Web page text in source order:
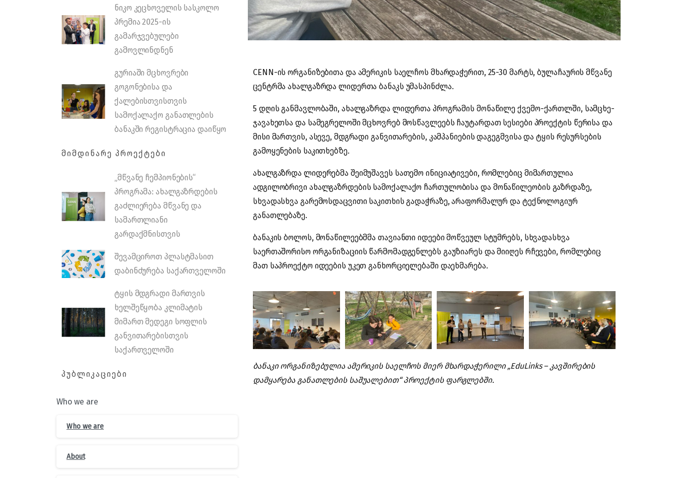
ნიკო კეცხოველის სასკოლო
პრემია 2025-ის
გამარჯვებულები
გამოვლინდნენ
გურიაში მცხოვრები
გოგონებისა და
ქალებისთვისთვის
სამოქალაქო განათლების
ბანაკში რეგისტრაცია დაიწყო
ᲛᲘᲛᲓᲘᲜᲐᲠᲔ ᲞᲠᲝᲔᲥᲢᲔᲑᲘ
„მწვანე ჩემპიონების“
პროგრამა: ახალგაზრდების
გაძლიერება მწვანე და
სამართლიანი
გარდაქმნისთვის
შევამციროთ პლასტმასით
დაბინძურება საქართველოში
ტყის მდგრადი მართვის
ხელშეწყობა კლიმატის
მიმართ მედეგი სოფლის
განვითარებისთვის
საქართველოში
ᲞᲣᲑᲚᲘᲙᲐᲪᲘᲔᲑᲘ
Who we are
Who we are
About
CENN-ის ორგანიზებითა და ამერიკის საელჩოს მხარდაჭერით, 25-30 მარტს, ბულაჩაურის მწვანე
ცენტრმა ახალგაზრდა ლიდერთა ბანაკს უმასპინძლა.
5 დღის განმავლობაში, ახალგაზრდა ლიდერთა პროგრამის მონაწილე ქვემო-ქართლში, სამცხე-
ჯავახეთსა და სამეგრელოში მცხოვრებ მოსწავლეებს ჩაუტარდათ სესიები პროექტის წერისა და
მისი მართვის, ასევე, მდგრადი განვითარების, კამპანიების დაგეგმვისა და ტყის რესურსების
გამოყენების საკითხებზე.
ახალგაზრდა ლიდერებმა შეიმუშავეს სათემო ინიციატივები, რომლებიც მიმართულია
ადგილობრივი ახალგაზრდების სამოქალაქო ჩართულობისა და მონაწილეობის გაზრდაზე,
სხვადასხვა გარემოსდაცვითი საკითხის გადაჭრაზე, არაფორმალურ და ტექნოლოგიურ
განათლებაზე.
ბანაკის ბოლოს, მონაწილეებმმა თავიანთი იდეები მოწვეულ სტუმრებს, სხვადასხვა
საერთაშორისო ორგანიზაციის წარმომადგენლებს გაუზიარეს და მიიღეს რჩევები, რომლებიც
მათ საპროექტო იდეების უკეთ განხორციელებაში დაეხმარება.
ბანაკი ორგანიზებულია ამერიკის საელჩოს მიერ მხარდაჭერილი „EduLinks – კავშირების
დამყარება განათლების საშუალებით“ პროექტის ფარგლებში.